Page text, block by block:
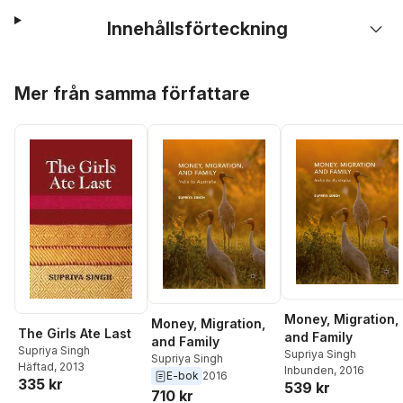
Innehållsförteckning
Mer från samma författare
The Girls Ate Last
Supriya Singh
Häftad, 2013
335 kr
Money, Migration,
and Family
Supriya Singh
E-bok 2016
710 kr
Money, Migration,
and Family
Supriya Singh
Inbunden, 2016
539 kr